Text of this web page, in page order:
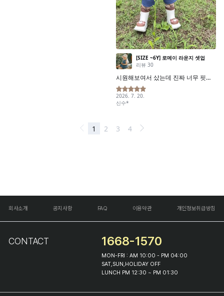
회사소개 공지사항 FAQ 이용약관 개인정보취급방침
CONTACT 1668-1570
MON-FRI : AM 10:00 - PM 04:00
SAT,SUN,HOLIDAY OFF
LUNCH PM 12:30 ~ PM 01:30